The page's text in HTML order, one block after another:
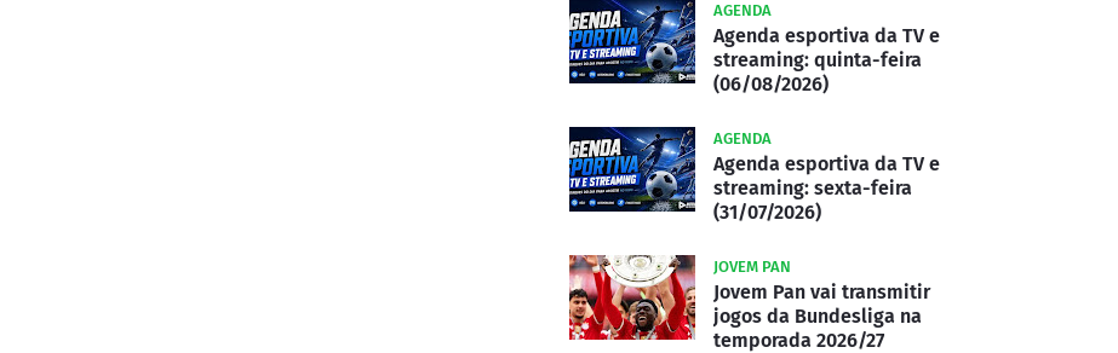
AGENDA
Agenda esportiva da TV e
streaming: quinta-feira
(06/08/2026)
AGENDA
Agenda esportiva da TV e
streaming: sexta-feira
(31/07/2026)
JOVEM PAN
Jovem Pan vai transmitir
jogos da Bundesliga na
temporada 2026/27